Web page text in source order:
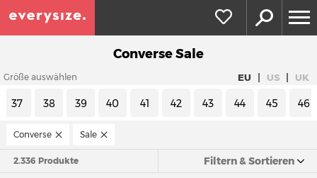
Converse Sale
Größe auswählen EU | US | UK
37 38 39 40 41 42 43 44 45 46
Converse Sale
2.336 Produkte Filtern & Sortieren